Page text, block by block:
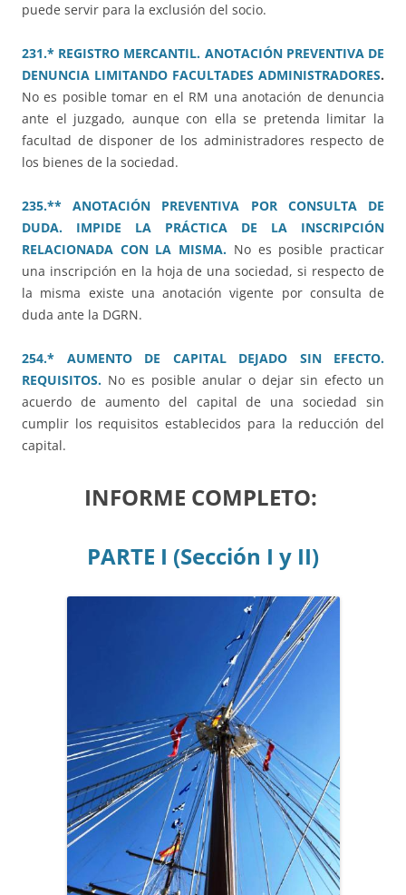
puede servir para la exclusión del socio.
231.* REGISTRO MERCANTIL. ANOTACIÓN PREVENTIVA DE
DENUNCIA LIMITANDO FACULTADES ADMINISTRADORES.
No es posible tomar en el RM una anotación de denuncia
ante el juzgado, aunque con ella se pretenda limitar la
facultad de disponer de los administradores respecto de
los bienes de la sociedad.
235.** ANOTACIÓN PREVENTIVA POR CONSULTA DE
DUDA. IMPIDE LA PRÁCTICA DE LA INSCRIPCIÓN
RELACIONADA CON LA MISMA. No es posible practicar
una inscripción en la hoja de una sociedad, si respecto de
la misma existe una anotación vigente por consulta de
duda ante la DGRN.
254.* AUMENTO DE CAPITAL DEJADO SIN EFECTO.
REQUISITOS. No es posible anular o dejar sin efecto un
acuerdo de aumento del capital de una sociedad sin
cumplir los requisitos establecidos para la reducción del
capital.
INFORME COMPLETO:
PARTE I (Sección I y II)